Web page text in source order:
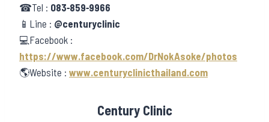
☎Tel : 083-859-9966
📱Line : @centuryclinic
💻Facebook :
https://www.facebook.com/DrNokAsoke/photos
🌎Website :www.centuryclinicthailand.com
Century Clinic